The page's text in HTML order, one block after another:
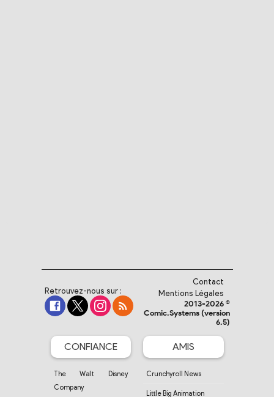
Retrouvez-nous sur :
Contact
Mentions Légales
2013-2026 ©
Comic.Systems (version
6.5)
CONFIANCE
The Walt Disney
Company
AMIS
Crunchyroll News
Little Big Animation